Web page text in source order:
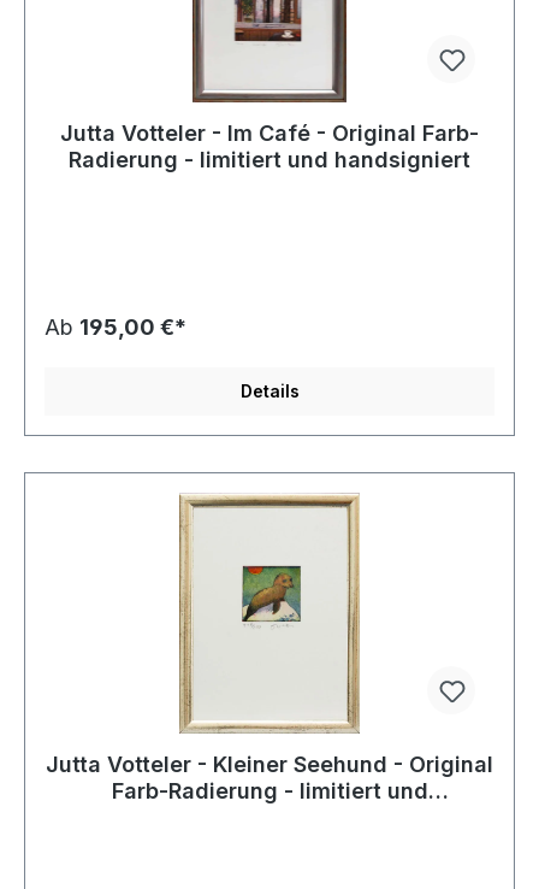
Jutta Votteler - Im Café - Original Farb-
Radierung - limitiert und handsigniert
Ab 195,00 €*
Details
Jutta Votteler - Kleiner Seehund - Original
Farb-Radierung - limitiert und